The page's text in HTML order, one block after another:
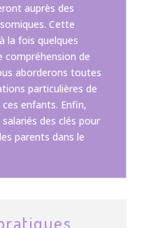
auprès des
Cette
la fois quelques
compréhension de
aborderons toutes
particulières de
enfants. Enfin,
des clés pour
parents dans le